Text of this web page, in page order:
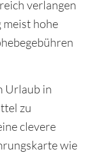
verlangen
hohe
Urlaub in
zu
clevere
wie